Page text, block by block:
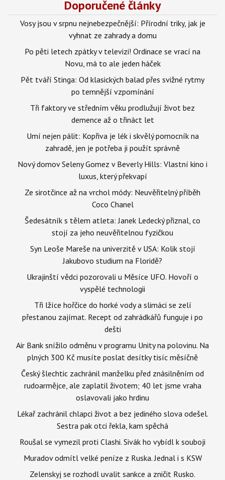
Doporučené články
Vosy jsou v srpnu nejnebezpečnější: Přírodní triky, jak je
vyhnat ze zahrady a domu
Po pěti letech zpátky v televizi! Ordinace se vrací na
Novu, má to ale jeden háček
Pět tváří Stinga: Od klasických balad přes svižné rytmy
po temnější vzpomínání
Tři faktory ve středním věku prodlužují život bez
demence až o třináct let
Umí nejen pálit: Kopřiva je lék i skvělý pomocník na
zahradě, jen je potřeba ji použít správně
Nový domov Seleny Gomez v Beverly Hills: Vlastní kino i
luxus, který překvapí
Ze sirotčince až na vrchol módy: Neuvěřitelný příběh
Coco Chanel
Šedesátník s tělem atleta: Janek Ledecký přiznal, co
stojí za jeho neuvěřitelnou fyzičkou
Syn Leoše Mareše na univerzitě v USA: Kolik stojí
Jakubovo studium na Floridě?
Ukrajinští vědci pozorovali u Měsíce UFO. Hovoří o
vyspělé technologii
Tři lžíce hořčice do horké vody a slimáci se zelí
přestanou zajímat. Recept od zahrádkářů funguje i po
dešti
Air Bank snížilo odměnu v programu Unity na polovinu. Na
plných 300 Kč musíte poslat desítky tisíc měsíčně
Český šlechtic zachránil manželku před znásilněním od
rudoarmějce, ale zaplatil životem; 40 let jsme vraha
oslavovali jako hrdinu
Lékař zachránil chlapci život a bez jediného slova odešel.
Sestra pak otci řekla, kam spěchá
Roušal se vymezil proti Clashi. Sivák ho vybídl k souboji
Muradov odmítl velké peníze z Ruska. Jednal i s KSW
Zelenskyj se rozhodl uvalit sankce a zničit Rusko.